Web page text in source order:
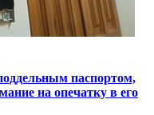
паспортом,
на опечатку в его